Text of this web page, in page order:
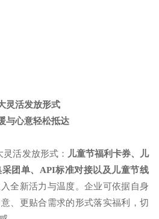
灵活发放形式
与心意轻松抵达
灵活发放形式： 儿童节福利卡券、儿
团单、 API标准对接以及儿童节线
全新活力与温度。企业可依据自身
、更贴合需求的形式落实福利，切